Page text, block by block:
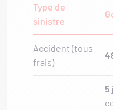
Type de
sinistre
Accident (tous
frais)
5